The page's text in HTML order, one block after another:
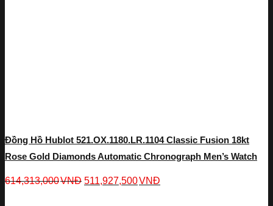
Đồng Hồ Hublot 521.OX.1180.LR.1104 Classic Fusion 18kt
Rose Gold Diamonds Automatic Chronograph Men’s Watch
614,313,000VNĐ 511,927,500VNĐ